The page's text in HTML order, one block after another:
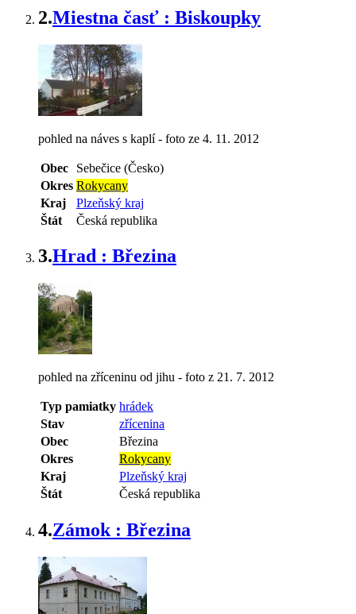
2.Miestna časť : Biskoupky
pohled na náves s kaplí - foto ze 4. 11. 2012
Obec
Sebečice (Česko)
Okres Rokycany
Kraj
Plzeňský kraj
Štát
Česká republika
3.Hrad : Březina
pohled na zříceninu od jihu - foto z 21. 7. 2012
Typ pamiatky hrádek
Stav
zřícenina
Obec
Březina
Okres
Rokycany
Kraj
Plzeňský kraj
Štát
Česká republika
4.Zámok : Březina